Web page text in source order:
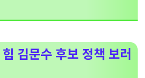
김문수 후보 정책 보러